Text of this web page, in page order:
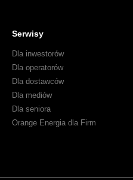
Serwisy
Dla inwestorów
Dla operatorów
Dla dostawców
Dla mediów
Dla seniora
Orange Energia dla Firm